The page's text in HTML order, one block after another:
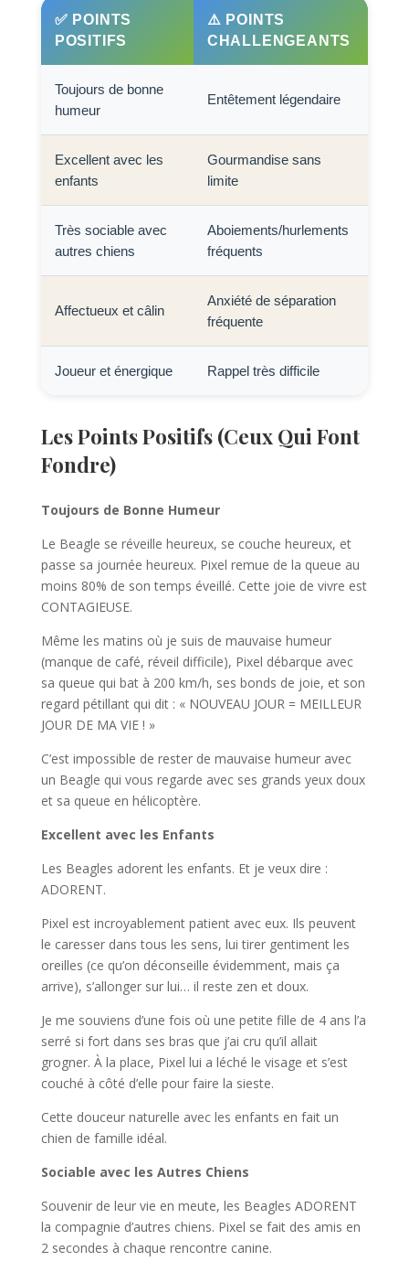
✅ POINTS
POSITIFS
⚠️ POINTS
CHALLENGEANTS
Toujours de bonne
humeur
Entêtement légendaire
Excellent avec les
enfants
Gourmandise sans
limite
Très sociable avec
autres chiens
Aboiements/hurlements
fréquents
Affectueux et câlin
Anxiété de séparation
fréquente
Joueur et énergique Rappel très difficile
Les Points Positifs (Ceux Qui Font
Fondre)
Toujours de Bonne Humeur
Le Beagle se réveille heureux, se couche heureux, et
passe sa journée heureux. Pixel remue de la queue au
moins 80% de son temps éveillé. Cette joie de vivre est
CONTAGIEUSE.
Même les matins où je suis de mauvaise humeur
(manque de café, réveil difficile), Pixel débarque avec
sa queue qui bat à 200 km/h, ses bonds de joie, et son
regard pétillant qui dit : « NOUVEAU JOUR = MEILLEUR
JOUR DE MA VIE ! »
C’est impossible de rester de mauvaise humeur avec
un Beagle qui vous regarde avec ses grands yeux doux
et sa queue en hélicoptère.
Excellent avec les Enfants
Les Beagles adorent les enfants. Et je veux dire :
ADORENT.
Pixel est incroyablement patient avec eux. Ils peuvent
le caresser dans tous les sens, lui tirer gentiment les
oreilles (ce qu’on déconseille évidemment, mais ça
arrive), s’allonger sur lui… il reste zen et doux.
Je me souviens d’une fois où une petite fille de 4 ans l’a
serré si fort dans ses bras que j’ai cru qu’il allait
grogner. À la place, Pixel lui a léché le visage et s’est
couché à côté d’elle pour faire la sieste.
Cette douceur naturelle avec les enfants en fait un
chien de famille idéal.
Sociable avec les Autres Chiens
Souvenir de leur vie en meute, les Beagles ADORENT
la compagnie d’autres chiens. Pixel se fait des amis en
2 secondes à chaque rencontre canine.